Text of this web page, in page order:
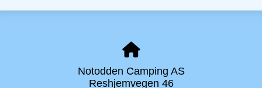
Notodden Camping AS
Reshjemvegen 46